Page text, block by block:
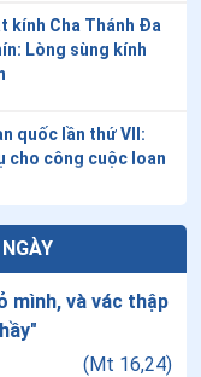
mình, và vác thập
"
(Mt 16,24)
kính Cha Thánh Đa
Lòng sùng kính
quốc lần thứ VII:
cho công cuộc loan
Vaticanô II: Bài 20
thường niên - Chúa